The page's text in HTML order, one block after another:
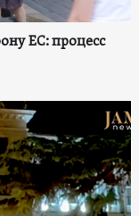
ЕС: процесс